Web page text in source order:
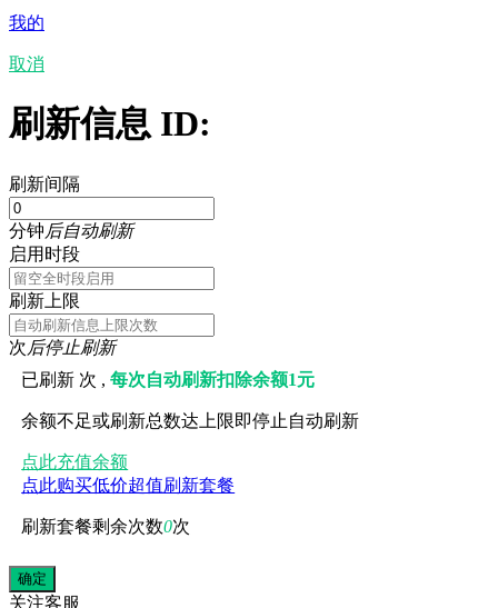
我的
取消
刷新信息 ID:
刷新间隔
分钟后自动刷新
启用时段
刷新上限
次后停止刷新
已刷新 次 ,每次自动刷新扣除余额1元
余额不足或刷新总数达上限即停止自动刷新
点此充值余额
点此购买低价超值刷新套餐
刷新套餐剩余次数0次
关注客服